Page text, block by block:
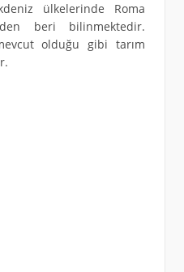
ülkelerinde Roma
beri bilinmektedir.
olduğu gibi tarım